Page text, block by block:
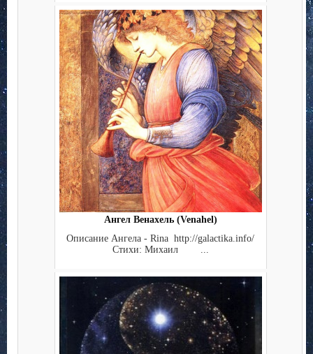
Ангел Венахель (Venahel)
Описание Ангела - Rina http://galactika.info/
Стихи: Михаил ...